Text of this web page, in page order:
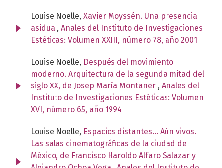
Louise Noelle, Xavier Moyssén. Una presencia
asidua , Anales del Instituto de Investigaciones
Estéticas: Volumen XXIII, número 78, año 2001
Louise Noelle, Después del movimiento
moderno. Arquitectura de la segunda mitad del
siglo XX, de Josep María Montaner , Anales del
Instituto de Investigaciones Estéticas: Volumen
XVI, número 65, año 1994
Louise Noelle, Espacios distantes... Aún vivos.
Las salas cinematográficas de la ciudad de
México, de Francisco Haroldo Alfaro Salazar y